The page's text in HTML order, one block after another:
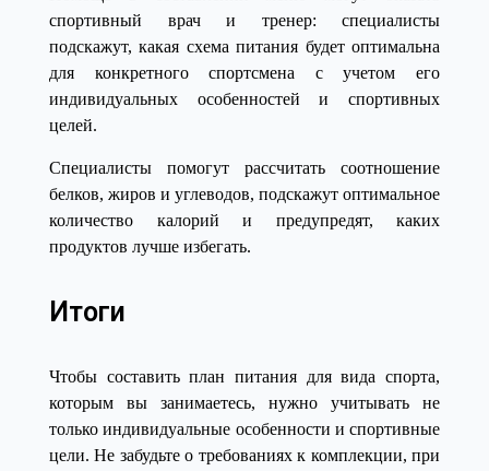
спортивный врач и тренер: специалисты
подскажут, какая схема питания будет оптимальна
для конкретного спортсмена с учетом его
индивидуальных особенностей и спортивных
целей.
Специалисты помогут рассчитать соотношение
белков, жиров и углеводов, подскажут оптимальное
количество калорий и предупредят, каких
продуктов лучше избегать.
Итоги
Чтобы составить план питания для вида спорта,
которым вы занимаетесь, нужно учитывать не
только индивидуальные особенности и спортивные
цели. Не забудьте о требованиях к комплекции, при